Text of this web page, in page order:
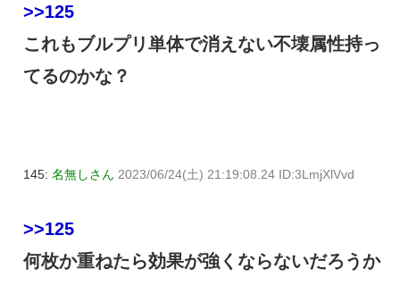
>>125
これもブルプリ単体で消えない不壊属性持っ
てるのかな？
145: 名無しさん 2023/06/24(土) 21:19:08.24 ID:3LmjXlVvd
>>125
何枚か重ねたら効果が強くならないだろうか